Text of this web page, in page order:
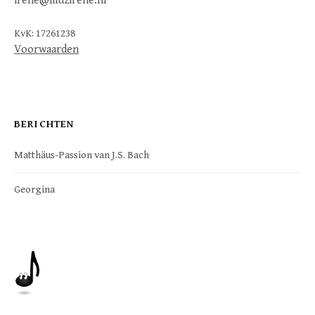
KvK: 17261238
Voorwaarden
BERICHTEN
Matthäus-Passion van J.S. Bach
Georgina